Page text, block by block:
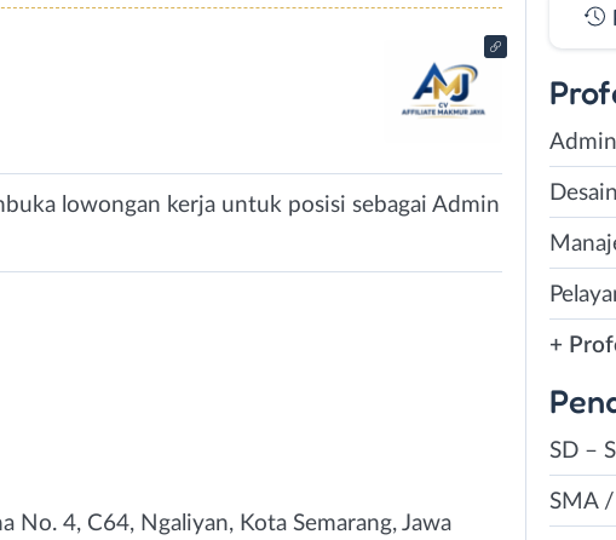
lowongan kerja untuk posisi sebagai Admin
No. 4, C64, Ngaliyan, Kota Semarang, Jawa
+
SD –
SMA